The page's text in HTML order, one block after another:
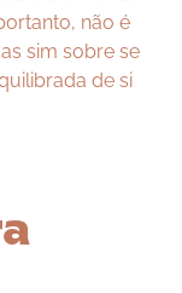
não é
sim sobre se
de si